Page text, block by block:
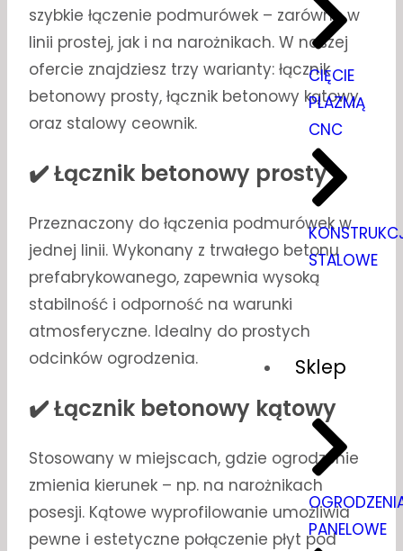
CIĘCIE
PLAZMĄ
CNC
STALOWE
Sklep
PANELOWE
szybkie łączenie podmurówek – zarówno w
linii prostej, jak i na narożnikach. W naszej
ofercie znajdziesz trzy warianty: łącznik
betonowy prosty, łącznik betonowy kątowy
oraz stalowy ceownik.
✔️ Łącznik betonowy prosty
Przeznaczony do łączenia podmurówek w
jednej linii. Wykonany z trwałego betonu
prefabrykowanego, zapewnia wysoką
stabilność i odporność na warunki
atmosferyczne. Idealny do prostych
odcinków ogrodzenia.
✔️ Łącznik betonowy kątowy
Stosowany w miejscach, gdzie ogrodzenie
zmienia kierunek – np. na narożnikach
posesji. Kątowe wyprofilowanie umożliwia
pewne i estetyczne połączenie płyt pod